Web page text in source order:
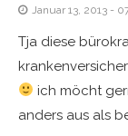
Januar 13, 2013 -
Tja diese
ich möcht
anders aus als